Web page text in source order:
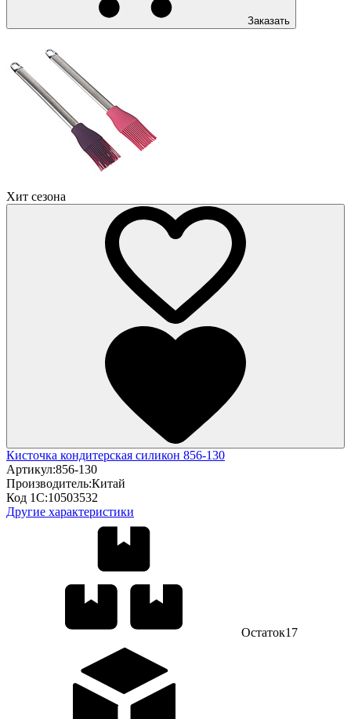
Заказать
Хит сезона
Кисточка кондитерская силикон 856-130
Артикул:856-130
Производитель:Китай
Код 1С:10503532
Другие характеристики
Остаток17